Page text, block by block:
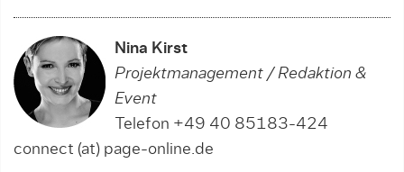
Nina Kirst
Projektmanagement / Redaktion &
Event
Telefon +49 40 85183-424
connect (at) page-online.de